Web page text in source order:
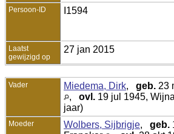
Persoon-ID I1594
Laatst
gewijzigd op
27 jan 2015
Vader Miedema, Dirk, geb. 23
, ovl. 19 jul 1945,
jaar)
Moeder Wolbers, Sijbrigje, geb.